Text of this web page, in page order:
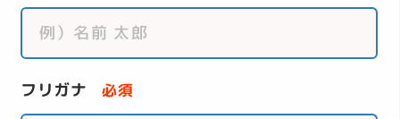
フリガナ 必須